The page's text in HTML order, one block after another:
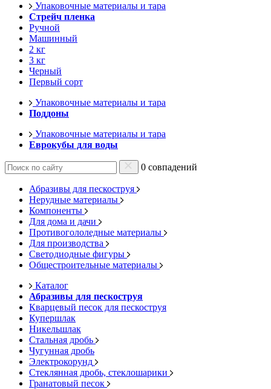
Упаковочные материалы и тара
Стрейч пленка
Ручной
Машинный
2 кг
3 кг
Черный
Первый сорт
Упаковочные материалы и тара
Поддоны
Упаковочные материалы и тара
Еврокубы для воды
0 совпадений
Абразивы для пескоструя
Нерудные материалы
Компоненты
Для дома и дачи
Противогололедные материалы
Для производства
Светодиодные фигуры
Общестроительные материалы
Каталог
Абразивы для пескоструя
Кварцевый песок для пескоструя
Купершлак
Никельшлак
Стальная дробь
Чугунная дробь
Электрокорунд
Стеклянная дробь, стеклошарики
Гранатовый песок